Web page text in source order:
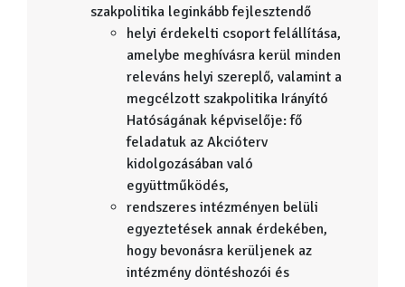
szakpolitika leginkább fejlesztendő
helyi érdekelti csoport felállítása,
amelybe meghívásra kerül minden
releváns helyi szereplő, valamint a
megcélzott szakpolitika Irányító
Hatóságának képviselője: fő
feladatuk az Akcióterv
kidolgozásában való
együttműködés,
rendszeres intézményen belüli
egyeztetések annak érdekében,
hogy bevonásra kerüljenek az
intézmény döntéshozói és